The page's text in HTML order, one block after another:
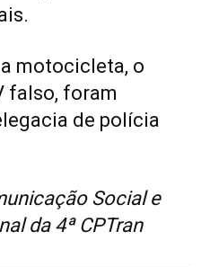
motocicleta, o
falso, foram
de polícia
Social e
da 4ª CPTran